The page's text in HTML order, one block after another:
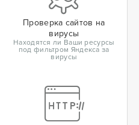
Проверка сайтов на
вирусы
Находятся ли Ваши ресурсы
под фильтром Яндекса за
вирусы